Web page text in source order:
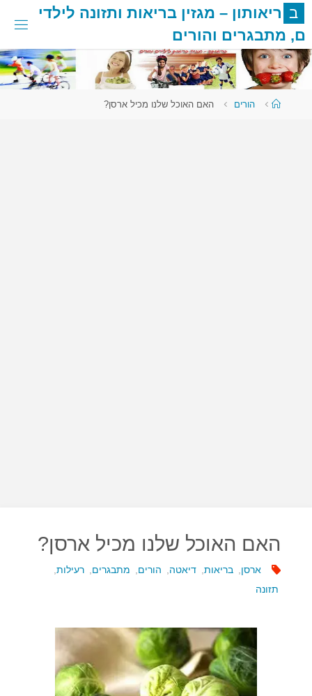
דלגו
לתוכן
ב ריאותון – מגזין בריאות ותזונה לילדי
ם, מתבגרים והורים
עמודהורים האם האוכל שלנו מכיל ארסן?
האם האוכל שלנו מכיל ארסן?
ארסן בריאות דיאטה הורים מתבגרים רעילות,
תזונה